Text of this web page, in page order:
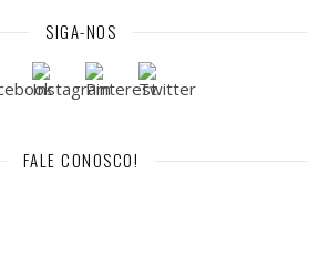
SIGA-NOS
FALE CONOSCO!